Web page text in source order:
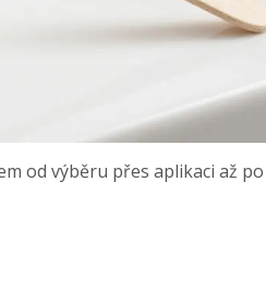
od výběru přes aplikaci až